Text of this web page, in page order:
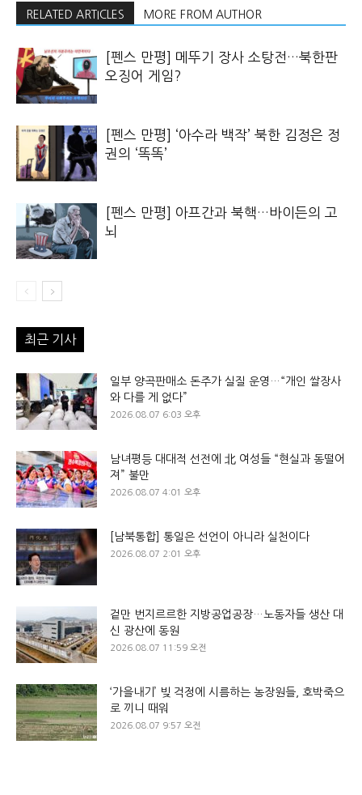
RELATED ARTICLES MORE FROM AUTHOR
[펜스 만평] 메뚜기 장사 소탕전…북한판
오징어 게임?
[펜스 만평] ‘아수라 백작’ 북한 김정은 정
권의 ‘똑똑’
[펜스 만평] 아프간과 북핵…바이든의 고
뇌
최근 기사
일부 양곡판매소 돈주가 실질 운영…“개인 쌀장사
와 다를 게 없다”
2026.08.07 6:03 오후
남녀평등 대대적 선전에 北 여성들 “현실과 동떨어
져” 불만
2026.08.07 4:01 오후
[남북통합] 통일은 선언이 아니라 실천이다
2026.08.07 2:01 오후
겉만 번지르르한 지방공업공장…노동자들 생산 대
신 광산에 동원
2026.08.07 11:59 오전
‘가을내기’ 빚 걱정에 시름하는 농장원들, 호박죽으
로 끼니 때워
2026.08.07 9:57 오전